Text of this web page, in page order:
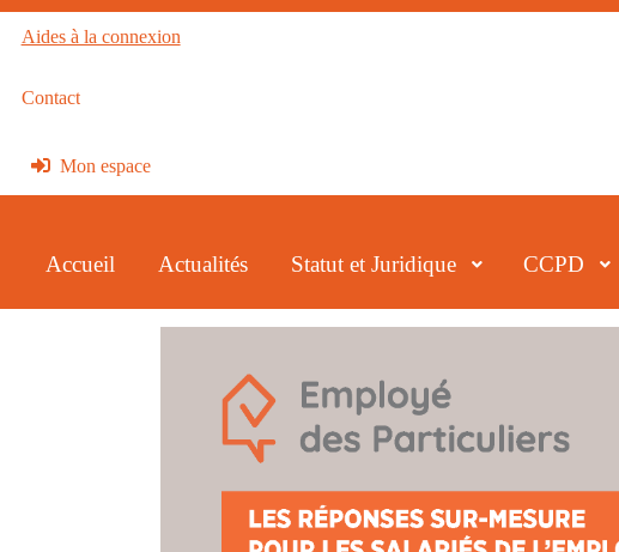
Aides à la connexion
Contact
Mon espace
Accueil Actualités Statut et Juridique CCPD